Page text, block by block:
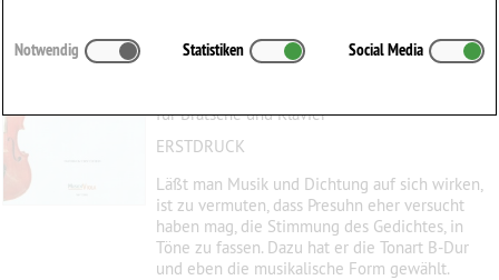
Das Alter
für Bratsche und Klavier
ERSTDRUCK
Läßt man Musik und Dichtung auf sich wirken,
ist zu vermuten, dass Presuhn eher versucht
haben mag, die Stimmung des Gedichtes, in
Töne zu fassen. Dazu hat er die Tonart B-Dur
und eben die musikalische Form gewählt.
Notwendig Statistiken Social Media